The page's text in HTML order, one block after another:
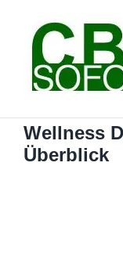
springen
Wellness
Überblick